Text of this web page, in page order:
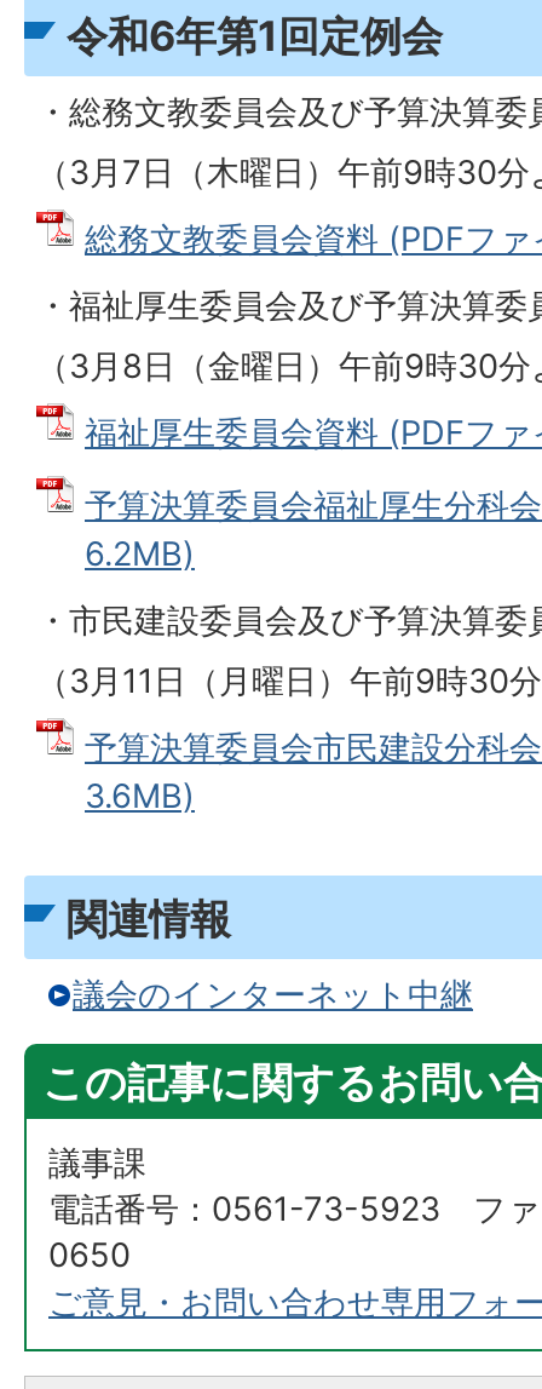
令和6年第1回定例会
・総務文教委員会及び予算決算
（3月7日（木曜日）午前9時30
総務文教委員会資料 (PDFフ
・福祉厚生委員会及び予算決算
（3月8日（金曜日）午前9時30
福祉厚生委員会資料 (PDFフ
予算決算委員会福祉厚生分科
6.2MB)
・市民建設委員会及び予算決算
（3月11日（月曜日）午前9時30
予算決算委員会市民建設分科
3.6MB)
関連情報
議会のインターネット中継
この記事に関するお問い
議事課
電話番号：0561-73-5923 フ
0650
ご意見・お問い合わせ専用フォ